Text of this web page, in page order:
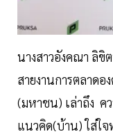
นางสาวอังคณา ลิขิ
สายงานการตลาด
(มหาชน) เล่าถึง ค
แนวคิด(บ้าน) ใส่ใจ